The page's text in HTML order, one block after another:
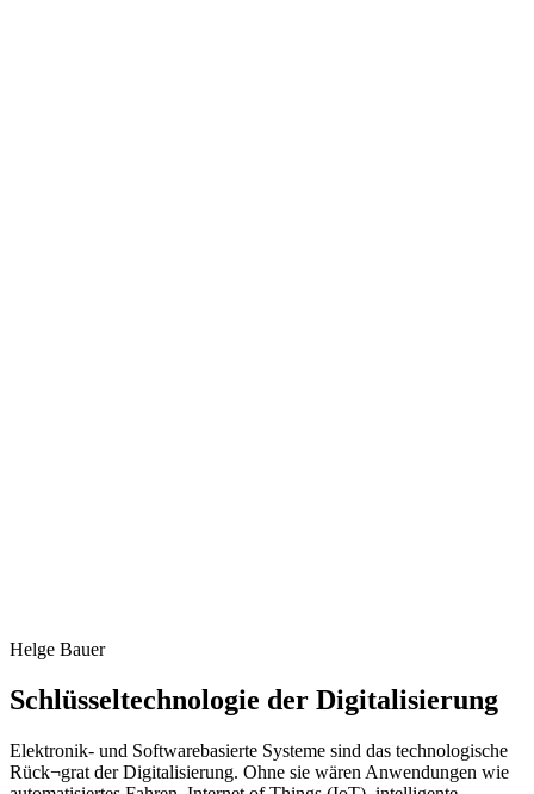
Helge Bauer
Schlüsseltechnologie der Digitalisierung
Elektronik- und Softwarebasierte Systeme sind das technologische
Rück¬grat der Digitalisierung. Ohne sie wären Anwendungen wie